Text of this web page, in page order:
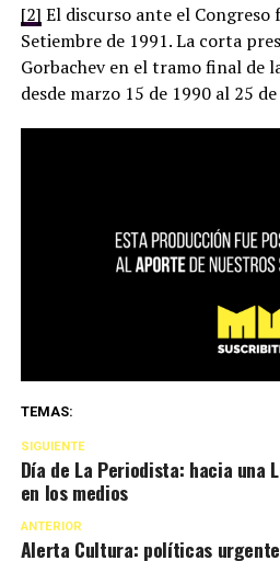
[2] El discurso ante el
Setiembre de 1991. La corta
Gorbachev en el tramo final de
desde marzo 15 de 1990 al 25
TEMAS:
SIGUIENTE
Día de La Periodista: hacia una
en los medios
ANTERIOR
Alerta Cultura: políticas